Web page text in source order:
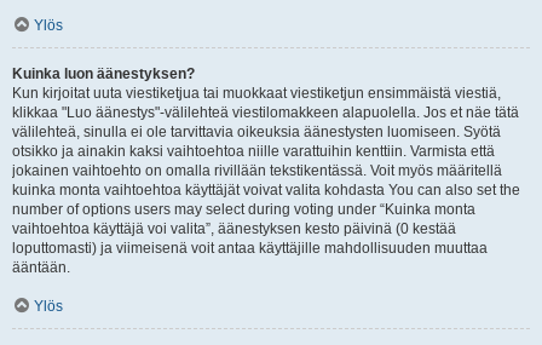
Ylös
Kuinka luon äänestyksen?
Kun kirjoitat uuta viestiketjua tai muokkaat viestiketjun ensimmäistä viestiä,
klikkaa "Luo äänestys"-välilehteä viestilomakkeen alapuolella. Jos et näe tätä
välilehteä, sinulla ei ole tarvittavia oikeuksia äänestysten luomiseen. Syötä
otsikko ja ainakin kaksi vaihtoehtoa niille varattuihin kenttiin. Varmista että
jokainen vaihtoehto on omalla rivillään tekstikentässä. Voit myös määritellä
kuinka monta vaihtoehtoa käyttäjät voivat valita kohdasta You can also set the
number of options users may select during voting under “Kuinka monta
vaihtoehtoa käyttäjä voi valita”, äänestyksen kesto päivinä (0 kestää
loputtomasti) ja viimeisenä voit antaa käyttäjille mahdollisuuden muuttaa
ääntään.
Ylös